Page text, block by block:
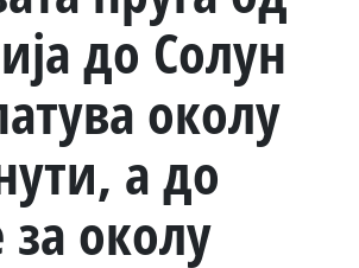
до Солун
околу
а до
за околу